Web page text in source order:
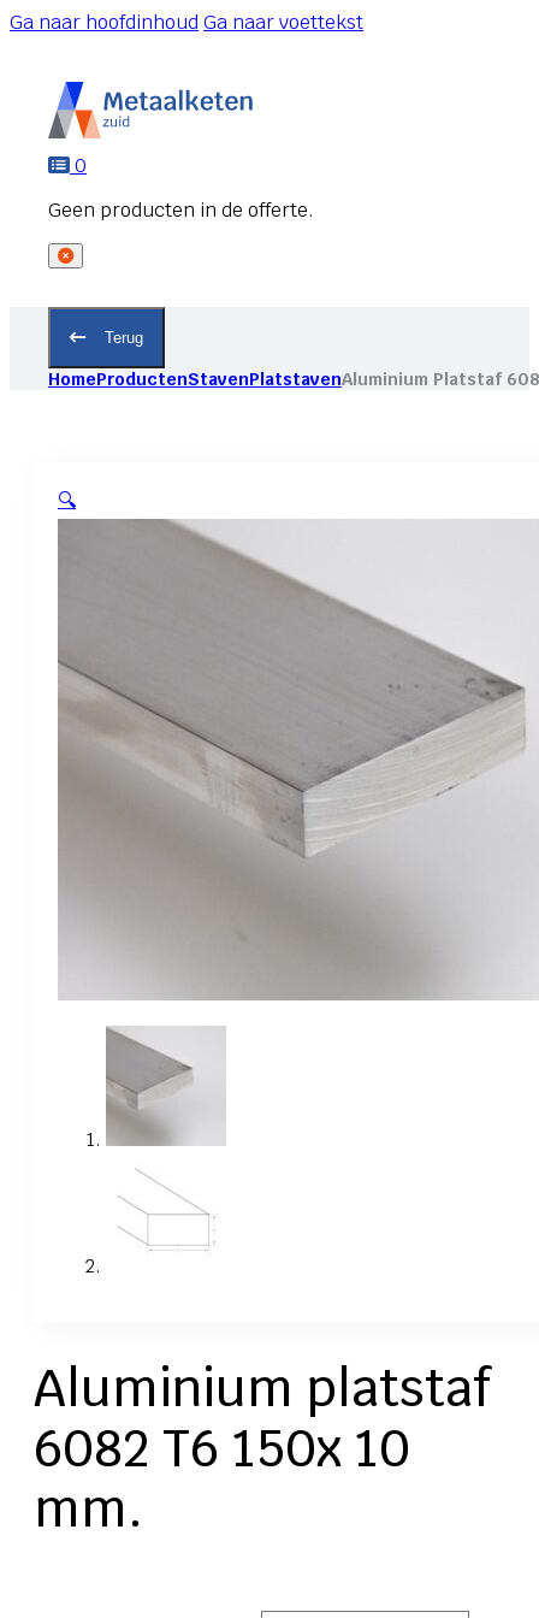
Ga naar hoofdinhoudGa naar voettekst
0
Terug
HomeProductenStavenPlatstavenAluminium Platstaf
🔍
Aluminium platstaf
6082 T6 150x 10
mm.